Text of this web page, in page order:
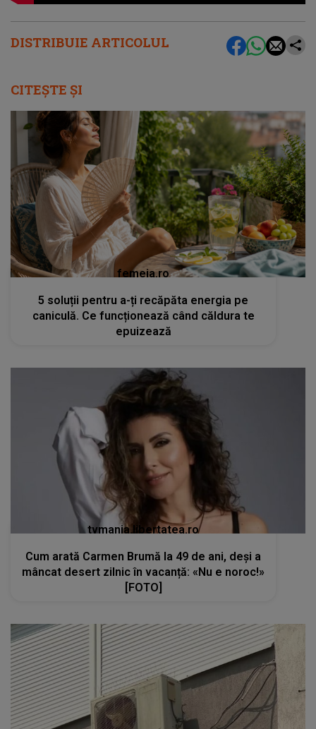
DISTRIBUIE ARTICOLUL
CITEȘTE ȘI
femeia.ro
5 soluții pentru a-ți recăpăta energia pe
caniculă. Ce funcționează când căldura te
epuizează
tvmania.libertatea.ro
Cum arată Carmen Brumă la 49 de ani, deși a
mâncat desert zilnic în vacanță: «Nu e noroc!»
[FOTO]